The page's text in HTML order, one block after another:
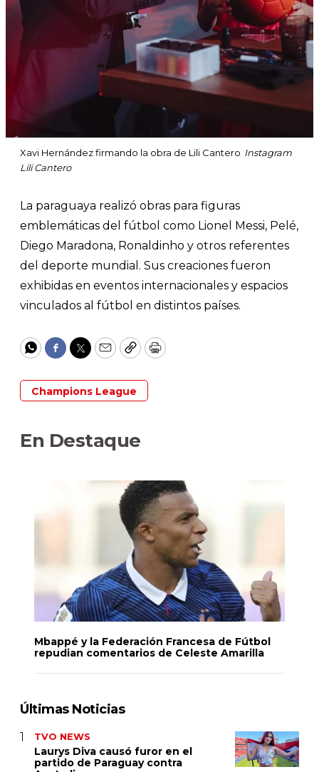
Xavi Hernández firmando la obra de Lili Cantero Instagram
Lili Cantero
La paraguaya realizó obras para figuras
emblemáticas del fútbol como Lionel Messi, Pelé,
Diego Maradona, Ronaldinho y otros referentes
del deporte mundial. Sus creaciones fueron
exhibidas en eventos internacionales y espacios
vinculados al fútbol en distintos países.
WhatsApp
Facebook
Twitter
EmailCopyPrint
Champions League
En Destaque
Mbappé y la Federación Francesa de Fútbol
repudian comentarios de Celeste Amarilla
Últimas Noticias
TVO NEWS
Laurys Diva causó furor en el
partido de Paraguay contra